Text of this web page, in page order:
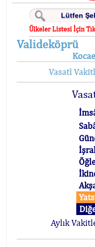
Ülkeler Listesi İçin
Valideköprü
Vasatî
Aylık